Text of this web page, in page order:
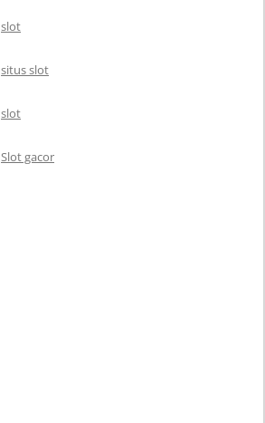
slot
situs slot
slot
Slot gacor